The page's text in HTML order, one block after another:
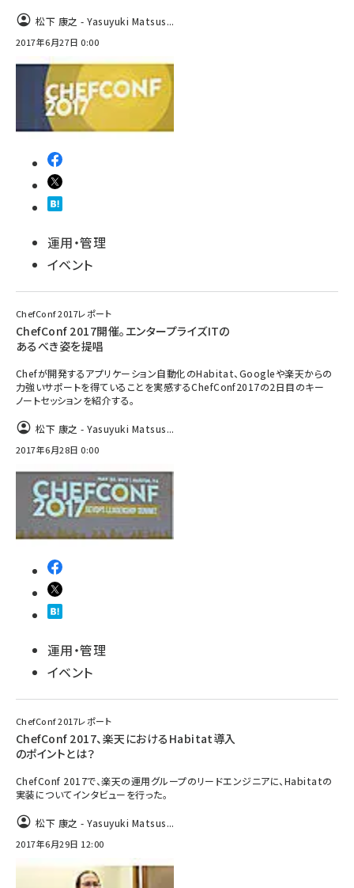
松下 康之 - Yasuyuki Matsus...
2017年6月27日 0:00
運用・管理
イベント
ChefConf 2017レポート
ChefConf 2017開催。エンタープライズITの
あるべき姿を提唱
Chefが開発するアプリケーション自動化のHabitat、Googleや楽天からの
力強いサポートを得ていることを実感するChefConf2017の2日目のキー
ノートセッションを紹介する。
松下 康之 - Yasuyuki Matsus...
2017年6月28日 0:00
運用・管理
イベント
ChefConf 2017レポート
ChefConf 2017、楽天におけるHabitat導入
のポイントとは？
ChefConf 2017で、楽天の運用グループのリードエンジニアに、Habitatの
実装についてインタビューを行った。
松下 康之 - Yasuyuki Matsus...
2017年6月29日 12:00